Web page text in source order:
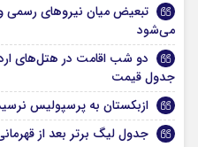
تبعیض میان نیروهای رسمی
می‌شود
جدول قیمت
ازبکستان به پرسپولیس
جدول لیگ برتر بعد از